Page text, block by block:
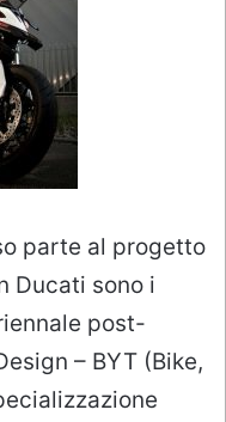
parte al progetto
Ducati sono i
post-
– BYT (Bike,